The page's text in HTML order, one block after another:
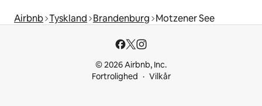
Airbnb Tyskland Brandenburg Motzener See
© 2026 Airbnb, Inc.
Fortrolighed
Vilkår